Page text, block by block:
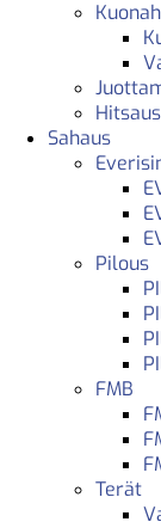
Sahaus
Pilous
FMB
Terät